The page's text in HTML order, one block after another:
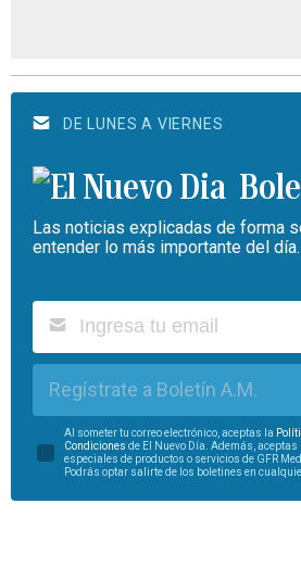
DE LUNES A VIERNES
Las noticias explicadas de forma
entender lo más importante del día.
Regístrate a Boletín A.M.
Al someter tu correo electrónico, aceptas la
Condiciones de El Nuevo Día. Además,
especiales de productos o servicios de GFR
Podrás optar salirte de los boletines en